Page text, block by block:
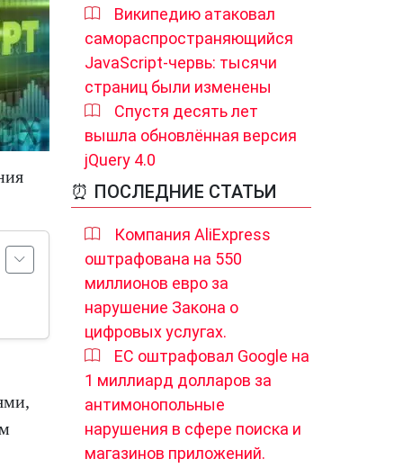
Википедию атаковал
самораспространяющийся
JavaScript-червь: тысячи
страниц были изменены
Спустя десять лет
вышла обновлённая версия
jQuery 4.0
⏰ ПОСЛЕДНИЕ СТАТЬИ
Компания AliExpress
оштрафована на 550
миллионов евро за
нарушение Закона о
цифровых услугах.
ЕС оштрафовал Google на
1 миллиард долларов за
антимонопольные
нарушения в сфере поиска и
магазинов приложений.